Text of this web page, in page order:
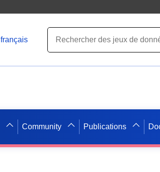
français
Community Publications